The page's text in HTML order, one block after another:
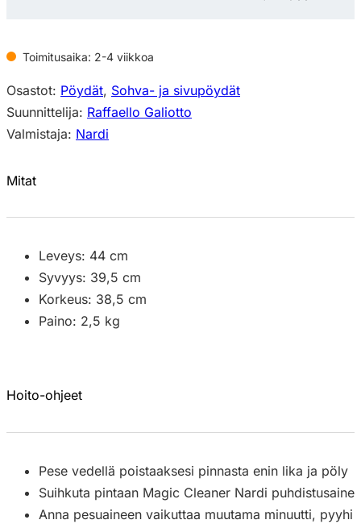
Toimitusaika: 2-4 viikkoa
Osastot: Pöydät, Sohva- ja sivupöydät
Suunnittelija: Raffaello Galiotto
Valmistaja: Nardi
Mitat
Leveys: 44 cm
Syvyys: 39,5 cm
Korkeus: 38,5 cm
Paino: 2,5 kg
Hoito-ohjeet
Pese vedellä poistaaksesi pinnasta enin lika ja pöly
Suihkuta pintaan Magic Cleaner Nardi
Anna pesuaineen vaikuttaa muutama minuutti,